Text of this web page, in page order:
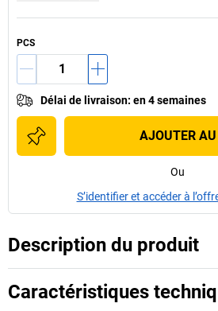
PCS
Délai de livraison: en 4 semaines
AJOUTER
Ou
S’identifier et accéder à
Description du produit
Caractéristiques